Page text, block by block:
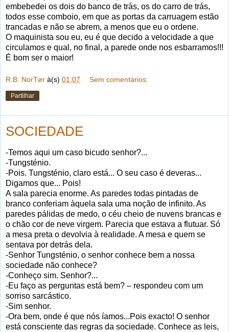
embebedei os dois do banco de trás, os do carro de trás,
todos esse comboio, em que as portas da carruagem estão
trancadas e não se abrem, a menos que eu o ordene.
O maquinista sou eu, eu é que decido a velocidade a que
circulamos e qual, no final, a parede onde nos esbarramos!!!
É bom ser o maior!
R.B. NorTør à(s) 01:07 Sem comentários:
Partilhar
SOCIEDADE
-Temos aqui um caso bicudo senhor?...
-Tungsténio.
-Pois. Tungsténio, claro está... O seu caso é deveras...
Digamos que... Pois!
A sala parecia enorme. As paredes todas pintadas de
branco conferiam àquela sala uma noção de infinito. As
paredes pálidas de medo, o céu cheio de nuvens brancas e
o chão cor de neve virgem. Parecia que estava a flutuar. Só
a mesa preta o devolvia à realidade. A mesa e quem se
sentava por detrás dela.
-Senhor Tungsténio, o senhor conhece bem a nossa
sociedade não conhece?
-Conheço sim. Senhor?...
-Eu faço as perguntas está bem? – respondeu com um
sorriso sarcástico.
-Sim senhor.
-Ora bem, onde é que nós íamos...Pois exacto! O senhor
está consciente das regras da sociedade. Conhece as leis,